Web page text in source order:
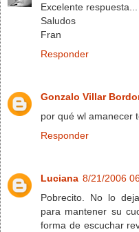
Excelente
Saludos
Fran
Responder
Gonzalo Villar
por qué wl amanecer
Responder
Luciana 8/21/2006
Pobrecito. No lo
para mantener su
forma de escuchar